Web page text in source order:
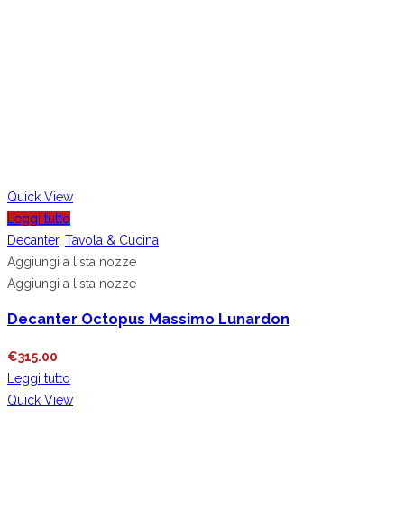
Quick View
Leggi tutto
Decanter, Tavola & Cucina
Aggiungi a lista nozze
Aggiungi a lista nozze
Decanter Octopus Massimo Lunardon
€315.00
Leggi tutto
Quick View